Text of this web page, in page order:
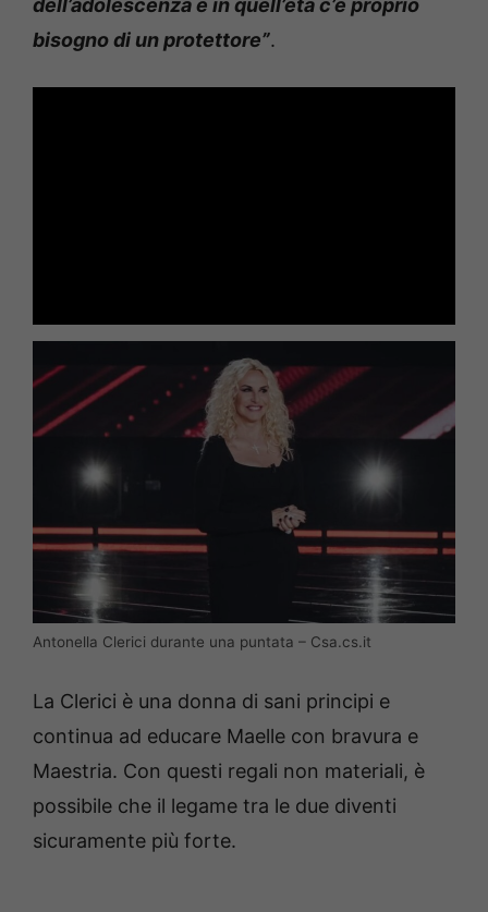
dell’adolescenza e in quell’età c’è proprio
bisogno di un protettore”.
Antonella Clerici durante una puntata – Csa.cs.it
La Clerici è una donna di sani principi e
continua ad educare Maelle con bravura e
Maestria. Con questi regali non materiali, è
possibile che il legame tra le due diventi
sicuramente più forte.